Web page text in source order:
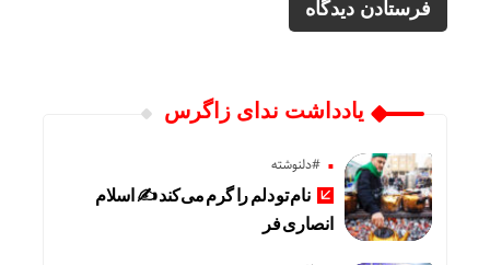
یادداشت ندای زاگرس
#دلنوشته
نام تو دلم را گرم می‌کند ✍️ اسلام
انصاری فر